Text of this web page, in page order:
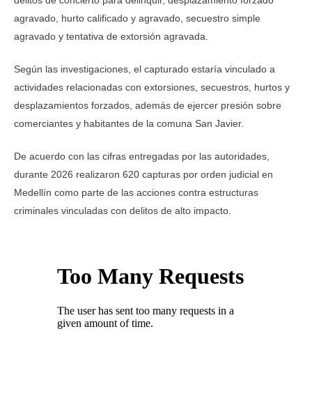
agravado, hurto calificado y agravado, secuestro simple
agravado y tentativa de extorsión agravada.
Según las investigaciones, el capturado estaría vinculado a
actividades relacionadas con extorsiones, secuestros, hurtos y
desplazamientos forzados, además de ejercer presión sobre
comerciantes y habitantes de la comuna San Javier.
De acuerdo con las cifras entregadas por las autoridades,
durante 2026 realizaron 620 capturas por orden judicial en
Medellín como parte de las acciones contra estructuras
criminales vinculadas con delitos de alto impacto.